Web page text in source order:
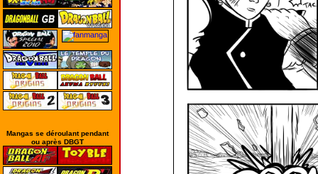
Mangas se déroulant pendant
ou après DBGT